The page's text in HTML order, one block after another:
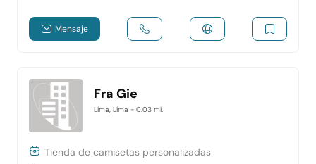
Mensaje
Fra Gie
Lima, Lima - 0.03 mi.
Tienda de camisetas personalizadas